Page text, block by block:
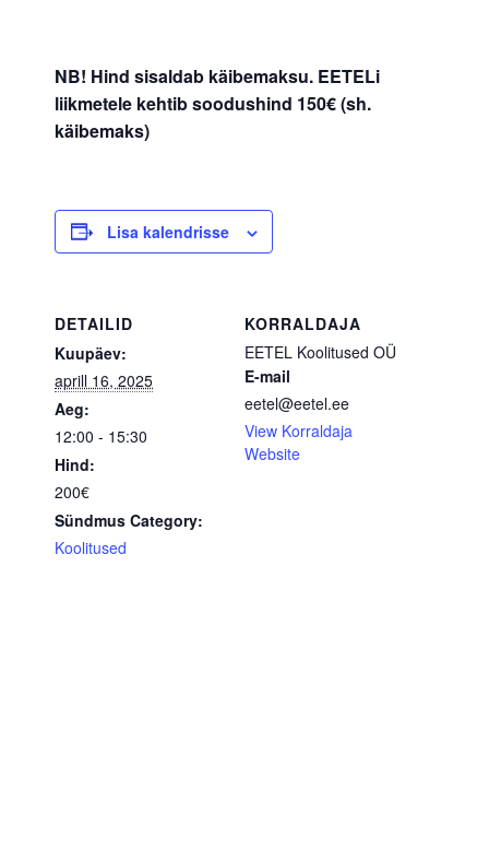
NB! Hind sisaldab käibemaksu. EETELi
liikmetele kehtib soodushind 150€ (sh.
käibemaks)
Lisa kalendrisse
DETAILID
Kuupäev:
aprill 16, 2025
Aeg:
12:00 - 15:30
Hind:
200€
Sündmus Category:
Koolitused
KORRALDAJA
EETEL Koolitused OÜ
E-mail
eetel@eetel.ee
View Korraldaja
Website